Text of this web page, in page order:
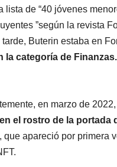
lista de “40 jóvenes
”según la revista
Buterin estaba en
la categoría de Finanzas.
en marzo de 2022,
el rostro de la portada
, que apareció por primera